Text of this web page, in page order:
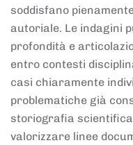
soddisfano
autoriale. Le indagini
profondità e
entro contesti
casi chiaramente
problematiche già
storiografia
valorizzare linee